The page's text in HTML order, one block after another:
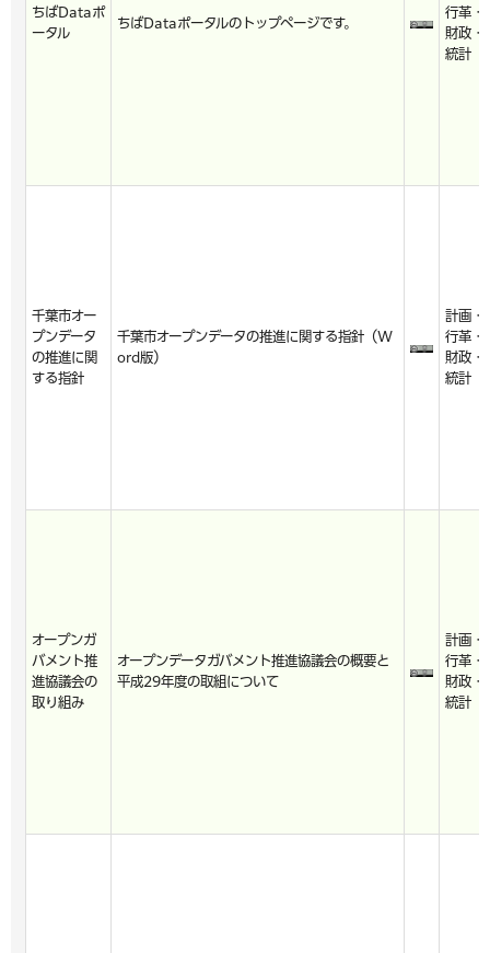
ちばDataポ
ータル
ちばDataポータルのトップページです。
行革・
財政・
統計
千葉市オー
プンデータ
の推進に関
する指針
千葉市オープンデータの推進に関する指針（W
ord版）
計画・
行革・
財政・
統計
オープンガ
バメント推
進協議会の
取り組み
オープンデータガバメント推進協議会の概要と
平成29年度の取組について
計画・
行革・
財政・
統計